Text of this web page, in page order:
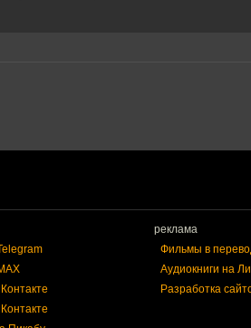
реклама
Фильмы в
Аудиокниги на
Разработка